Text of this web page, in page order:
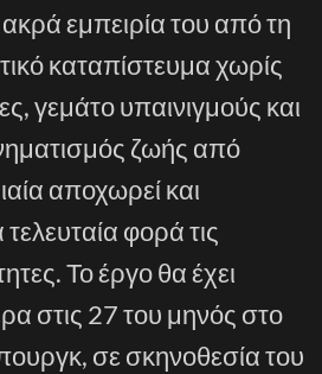
εμπειρία του από τη
καταπίστευμα χωρίς
γεμάτο υπαινιγμούς και
ζωής από
αποχωρεί και
φορά τις
Το έργο θα έχει
στις 27 του μηνός στο
σε σκηνοθεσία του